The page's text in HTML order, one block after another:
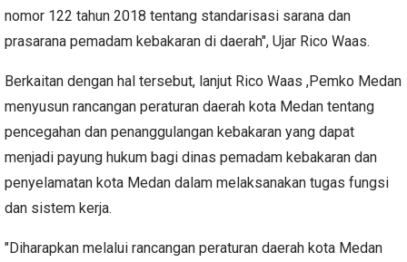
nomor 122 tahun 2018 tentang standarisasi sarana dan
prasarana pemadam kebakaran di daerah", Ujar Rico Waas.
Berkaitan dengan hal tersebut, lanjut Rico Waas ,Pemko Medan
menyusun rancangan peraturan daerah kota Medan tentang
pencegahan dan penanggulangan kebakaran yang dapat
menjadi payung hukum bagi dinas pemadam kebakaran dan
penyelamatan kota Medan dalam melaksanakan tugas fungsi
dan sistem kerja.
"Diharapkan melalui rancangan peraturan daerah kota Medan